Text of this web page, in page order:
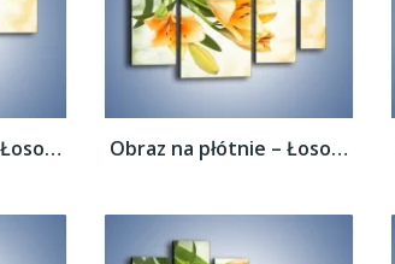
Obraz na płótnie – Łososiowe pachnące... Obraz na płótnie – Łososiowe pachnące...